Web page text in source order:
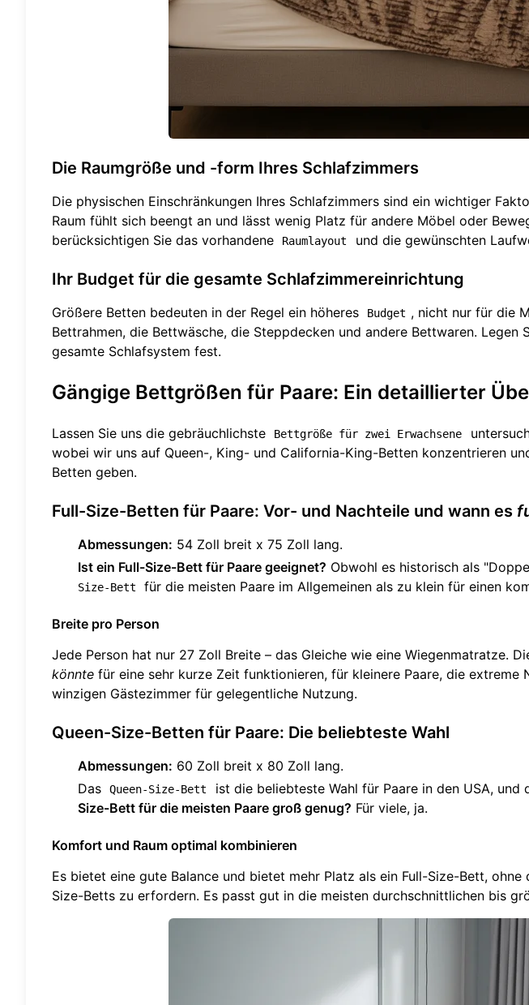
Die Raumgröße und -form Ihres Schlafzimmers
Die physischen Einschränkungen Ihres Schlafzimmers sind ein wichtiger
Raum fühlt sich beengt an und lässt wenig Platz für andere Möbel oder
berücksichtigen Sie das vorhandene
Raumlayout und die gewünschten
Ihr Budget für die gesamte Schlafzimmereinrichtung
Größere Betten bedeuten in der Regel ein höheres Budget , nicht nur für die
Bettrahmen, die Bettwäsche, die Steppdecken und andere Bettwaren. Legen
gesamte Schlafsystem fest.
Gängige Bettgrößen für Paare: Ein detaillierter
Lassen Sie uns die gebräuchlichste Bettgröße für zwei Erwachsene
wobei wir uns auf Queen-, King- und California-King-Betten konzentrieren
Betten geben.
Full-Size-Betten für Paare: Vor- und Nachteile und wann es
Abmessungen: 54 Zoll breit x 75 Zoll lang.
Ist ein Full-Size-Bett für Paare geeignet? Obwohl es historisch als
Size-Bett
für die meisten Paare im Allgemeinen als zu klein für einen
Breite pro Person
Jede Person hat nur 27 Zoll Breite – das Gleiche wie eine Wiegenmatratze.
könnte für eine sehr kurze Zeit funktionieren, für kleinere Paare, die extreme
winzigen Gästezimmer für gelegentliche Nutzung.
Queen-Size-Betten für Paare: Die beliebteste Wahl
Abmessungen: 60 Zoll breit x 80 Zoll lang.
Das
Queen-Size-Bett ist die beliebteste Wahl für Paare in den USA, und
Size-Bett für die meisten Paare groß genug? Für viele, ja.
Komfort und Raum optimal kombinieren
Es bietet eine gute Balance und bietet mehr Platz als ein Full-Size-Bett,
Size-Betts zu erfordern. Es passt gut in die meisten durchschnittlichen bis